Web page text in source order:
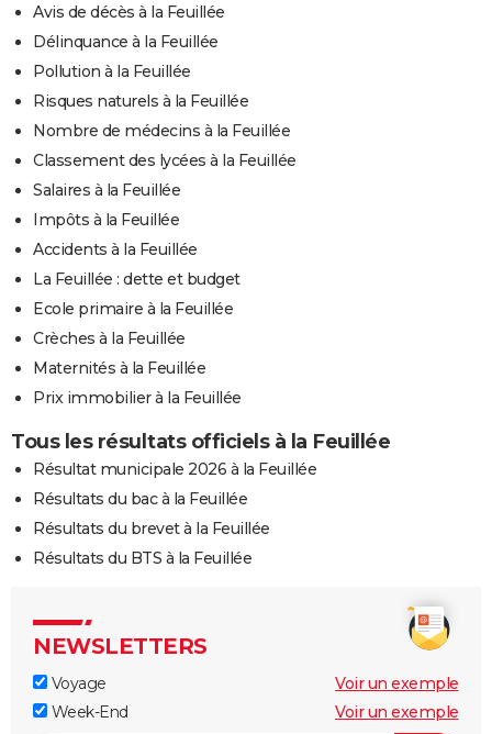
Avis de décès à la Feuillée
Délinquance à la Feuillée
Pollution à la Feuillée
Risques naturels à la Feuillée
Nombre de médecins à la Feuillée
Classement des lycées à la Feuillée
Salaires à la Feuillée
Impôts à la Feuillée
Accidents à la Feuillée
La Feuillée : dette et budget
Ecole primaire à la Feuillée
Crèches à la Feuillée
Maternités à la Feuillée
Prix immobilier à la Feuillée
Tous les résultats officiels à la Feuillée
Résultat municipale 2026 à la Feuillée
Résultats du bac à la Feuillée
Résultats du brevet à la Feuillée
Résultats du BTS à la Feuillée
NEWSLETTERS
Voyage
Voir un exemple
Week-End
Voir un exemple